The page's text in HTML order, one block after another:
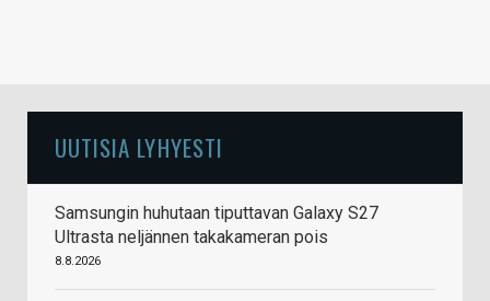
UUTISIA LYHYESTI
Samsungin huhutaan tiputtavan Galaxy S27
Ultrasta neljännen takakameran pois
8.8.2026